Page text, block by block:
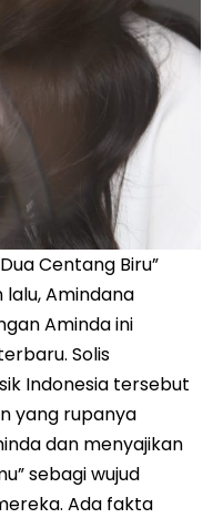
Centang Biru”
lalu, Amindana
Aminda ini
Solis
Indonesia tersebut
yang rupanya
dan menyajikan
sebagi wujud
Ada fakta